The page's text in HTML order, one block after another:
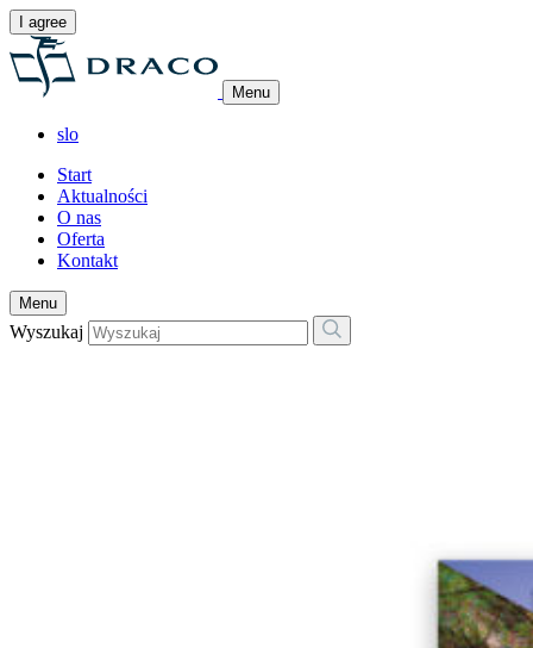
I agree
Menu
slo
Start
Aktualności
O nas
Oferta
Kontakt
Menu
Wyszukaj